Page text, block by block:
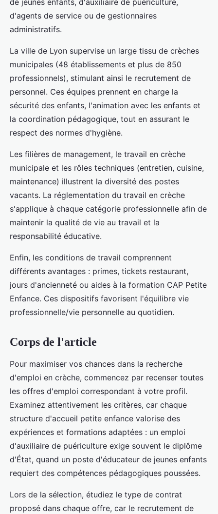
de jeunes enfants, d'auxiliaire de puériculture,
d'agents de service ou de gestionnaires
administratifs.
La ville de Lyon supervise un large tissu de crèches
municipales (48 établissements et plus de 850
professionnels), stimulant ainsi le recrutement de
personnel. Ces équipes prennent en charge la
sécurité des enfants, l'animation avec les enfants et
la coordination pédagogique, tout en assurant le
respect des normes d'hygiène.
Les filières de management, le travail en crèche
municipale et les rôles techniques (entretien, cuisine,
maintenance) illustrent la diversité des postes
vacants. La réglementation du travail en crèche
s'applique à chaque catégorie professionnelle afin de
maintenir la qualité de vie au travail et la
responsabilité éducative.
Enfin, les conditions de travail comprennent
différents avantages : primes, tickets restaurant,
jours d'ancienneté ou aides à la formation CAP Petite
Enfance. Ces dispositifs favorisent l'équilibre vie
professionnelle/vie personnelle au quotidien.
Corps de l'article
Pour maximiser vos chances dans la recherche
d'emploi en crèche, commencez par recenser toutes
les offres d'emploi correspondant à votre profil.
Examinez attentivement les critères, car chaque
structure d'accueil petite enfance valorise des
expériences et formations adaptées : un emploi
d'auxiliaire de puériculture exige souvent le diplôme
d'État, quand un poste d'éducateur de jeunes enfants
requiert des compétences pédagogiques poussées.
Lors de la sélection, étudiez le type de contrat
proposé dans chaque offre, car le recrutement de